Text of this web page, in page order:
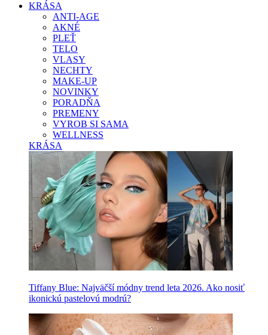
KRÁSA
ANTI-AGE
AKNÉ
PLEŤ
TELO
VLASY
NECHTY
MAKE-UP
NOVINKY
PORADŇA
PREMENY
VYROB SI SAMA
WELLNESS
KRÁSA
Tiffany Blue: Najväčší módny trend leta 2026. Ako nosiť
ikonickú pastelovú modrú?